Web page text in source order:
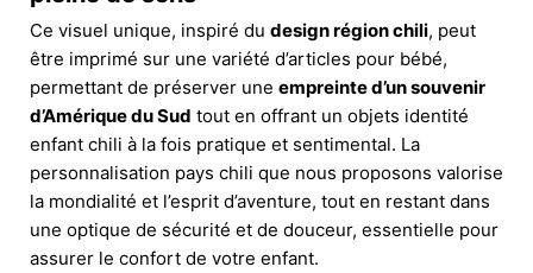
Ce visuel unique, inspiré du design région chili, peut
être imprimé sur une variété d’articles pour bébé,
permettant de préserver une empreinte d’un souvenir
d’Amérique du Sud tout en offrant un objets identité
enfant chili à la fois pratique et sentimental. La
personnalisation pays chili que nous proposons valorise
la mondialité et l’esprit d’aventure, tout en restant dans
une optique de sécurité et de douceur, essentielle pour
assurer le confort de votre enfant.